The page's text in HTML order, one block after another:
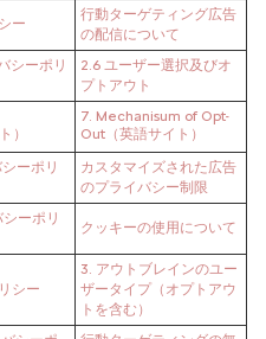
ー
行動ターゲティング広告
の配信について
シーポリ
2.6 ユーザー選択及びオ
プトアウト
）
7. Mechanisum of Opt-
Out（英語サイト）
ーポリ
カスタマイズされた広告
のプライバシー制限
ーポリ
クッキーの使用について
シー
3. アウトブレインのユー
ザータイプ（オプトアウ
トを含む）